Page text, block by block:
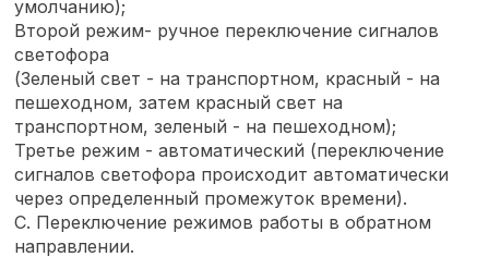
умолчанию);
Второй режим- ручное переключение сигналов
светофора
(Зеленый свет - на транспортном, красный - на
пешеходном, затем красный свет на
транспортном, зеленый - на пешеходном);
Третье режим - автоматический (переключение
сигналов светофора происходит автоматически
через определенный промежуток времени).
С. Переключение режимов работы в обратном
направлении.